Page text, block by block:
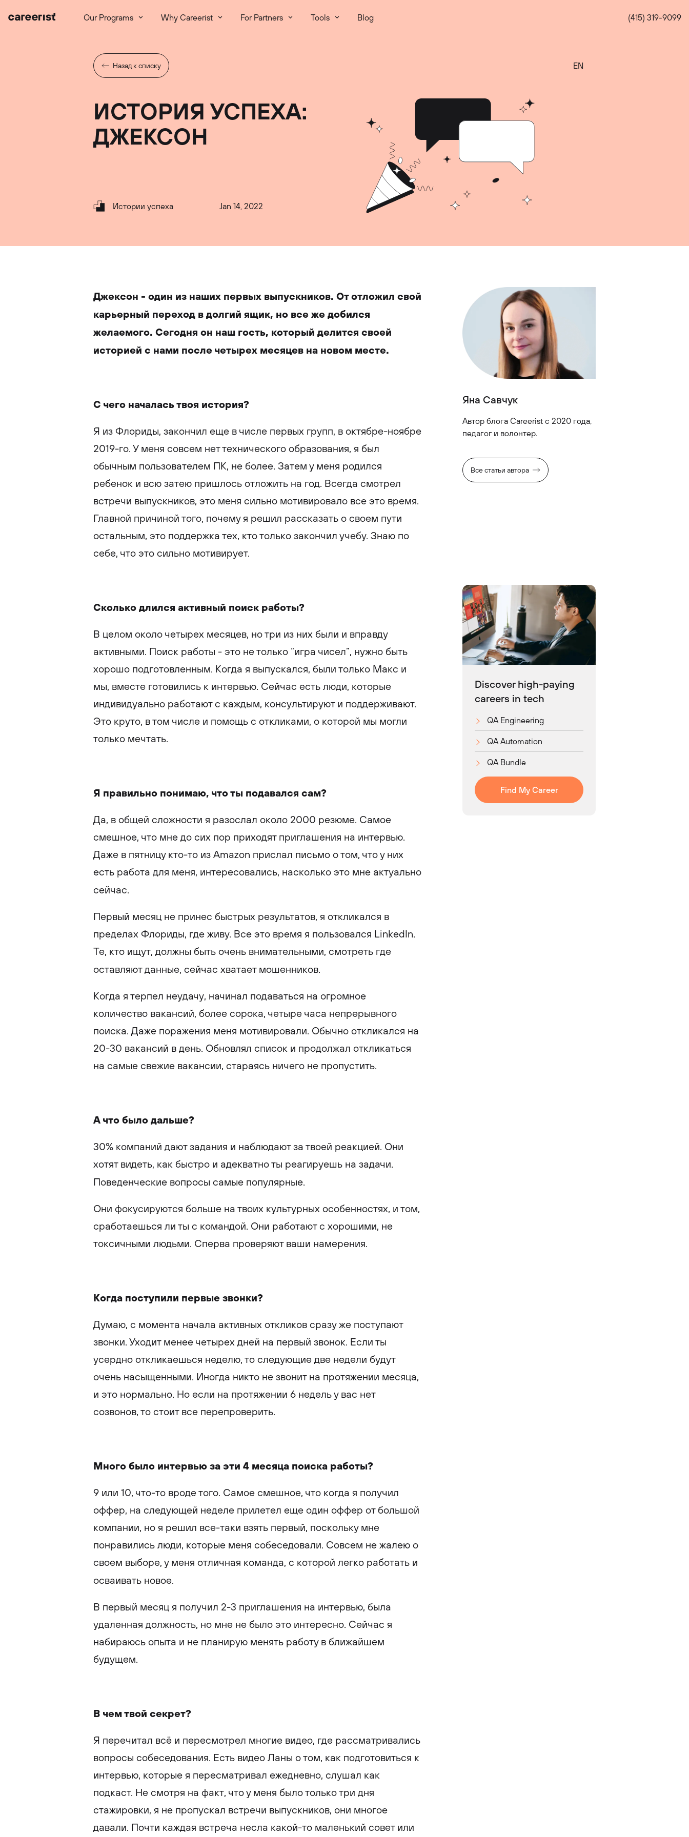
Our Programs Why Careerist For Partners Tools Blog (415) 319-9099
Назад к списку EN
ИСТОРИЯ УСПЕХА:
ДЖЕКСОН
Истории успеха Jan 14, 2022
Джексон - один из наших первых выпускников. От отложил свой
карьерный переход в долгий ящик, но все же добился
желаемого. Сегодня он наш гость, который делится своей
историей с нами после четырех месяцев на новом месте.
С чего началась твоя история?
Я из Флориды, закончил еще в числе первых групп, в октябре-ноябре
2019-го. У меня совсем нет технического образования, я был
обычным пользователем ПК, не более. Затем у меня родился
ребенок и всю затею пришлось отложить на год. Всегда смотрел
встречи выпускников, это меня сильно мотивировало все это время.
Главной причиной того, почему я решил рассказать о своем пути
остальным, это поддержка тех, кто только закончил учебу. Знаю по
себе, что это сильно мотивирует.
Сколько длился активный поиск работы?
В целом около четырех месяцев, но три из них были и вправду
активными. Поиск работы - это не только “игра чисел”, нужно быть
хорошо подготовленным. Когда я выпускался, были только Макс и
мы, вместе готовились к интервью. Сейчас есть люди, которые
индивидуально работают с каждым, консультируют и поддерживают.
Это круто, в том числе и помощь с откликами, о которой мы могли
только мечтать.
Я правильно понимаю, что ты подавался сам?
Да, в общей сложности я разослал около 2000 резюме. Самое
смешное, что мне до сих пор приходят приглашения на интервью.
Даже в пятницу кто-то из Amazon прислал письмо о том, что у них
есть работа для меня, интересовались, насколько это мне актуально
сейчас.
Первый месяц не принес быстрых результатов, я откликался в
пределах Флориды, где живу. Все это время я пользовался LinkedIn.
Те, кто ищут, должны быть очень внимательными, смотреть где
оставляют данные, сейчас хватает мошенников.
Когда я терпел неудачу, начинал подаваться на огромное
количество вакансий, более сорока, четыре часа непрерывного
поиска. Даже поражения меня мотивировали. Обычно откликался на
20-30 вакансий в день. Обновлял список и продолжал откликаться
на самые свежие вакансии, стараясь ничего не пропустить.
А что было дальше?
30% компаний дают задания и наблюдают за твоей реакцией. Они
хотят видеть, как быстро и адекватно ты реагируешь на задачи.
Поведенческие вопросы самые популярные.
Они фокусируются больше на твоих культурных особенностях, и том,
сработаешься ли ты с командой. Они работают с хорошими, не
токсичными людьми. Сперва проверяют ваши намерения.
Когда поступили первые звонки?
Думаю, с момента начала активных откликов сразу же поступают
звонки. Уходит менее четырех дней на первый звонок. Если ты
усердно откликаешься неделю, то следующие две недели будут
очень насыщенными. Иногда никто не звонит на протяжении месяца,
и это нормально. Но если на протяжении 6 недель у вас нет
созвонов, то стоит все перепроверить.
Много было интервью за эти 4 месяца поиска работы?
9 или 10, что-то вроде того. Самое смешное, что когда я получил
оффер, на следующей неделе прилетел еще один оффер от большой
компании, но я решил все-таки взять первый, поскольку мне
понравились люди, которые меня собеседовали. Совсем не жалею о
своем выборе, у меня отличная команда, с которой легко работать и
осваивать новое.
В первый месяц я получил 2-3 приглашения на интервью, была
удаленная должность, но мне не было это интересно. Сейчас я
набираюсь опыта и не планирую менять работу в ближайшем
будущем.
В чем твой секрет?
Я перечитал всё и пересмотрел многие видео, где рассматривались
вопросы собеседования. Есть видео Ланы о том, как подготовиться к
интервью, которые я пересматривал ежедневно, слушал как
подкаст. Не смотря на факт, что у меня было только три дня
стажировки, я не пропускал встречи выпускников, они многое
давали. Почти каждая встреча несла какой-то маленький совет или
Яна Савчук
Автор блога Careerist с 2020 года,
педагог и волонтер.
Все статьи автора
Discover high-paying
careers in tech
QA Engineering
QA Automation
QA Bundle
Find My Career